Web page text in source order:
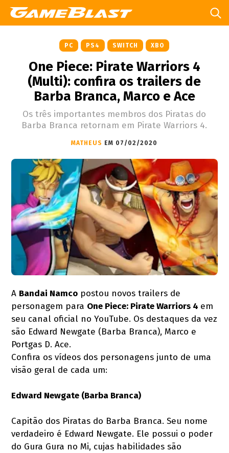
PC PS4 SWITCH XBO
One Piece: Pirate Warriors 4
(Multi): confira os trailers de
Barba Branca, Marco e Ace
Os três importantes membros dos Piratas do
Barba Branca retornam em Pirate Warriors 4.
MATHEUS EM 07/02/2020
A Bandai Namco postou novos trailers de
personagem para One Piece: Pirate Warriors 4 em
seu canal oficial no YouTube. Os destaques da vez
são Edward Newgate (Barba Branca), Marco e
Portgas D. Ace.
Confira os vídeos dos personagens junto de uma
visão geral de cada um:
Edward Newgate (Barba Branca)
Capitão dos Piratas do Barba Branca. Seu nome
verdadeiro é Edward Newgate. Ele possui o poder
do Gura Gura no Mi, cujas habilidades são